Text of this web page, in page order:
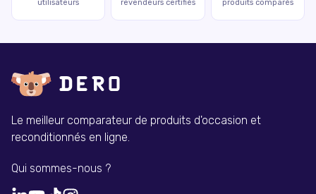
utilisateurs revendeurs certifiés produits comparés
Le meilleur comparateur de produits d'occasion et
reconditionnés en ligne.
Qui sommes-nous ?